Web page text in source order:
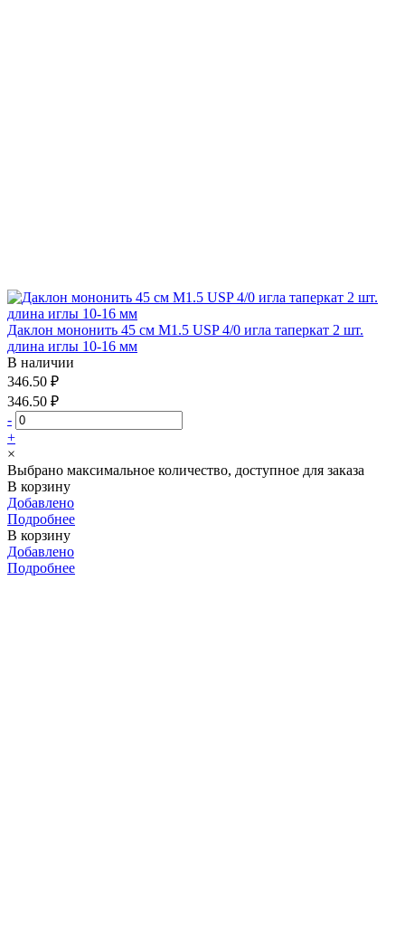
Даклон мононить 45 см М1.5 USP 4/0 игла таперкат 2 шт.
длина иглы 10-16 мм
В наличии
346.50 ₽
346.50 ₽
-
+
×
Выбрано максимальное количество, доступное для заказа
В корзину
Добавлено
Подробнее
В корзину
Добавлено
Подробнее